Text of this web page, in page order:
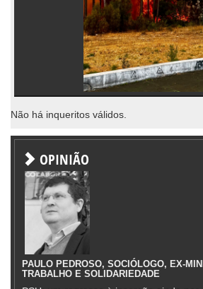
Não há inqueritos válidos.
OPINIÃO
PAULO PEDROSO, SOCIÓLOGO, EX-
TRABALHO E SOLIDARIEDADE